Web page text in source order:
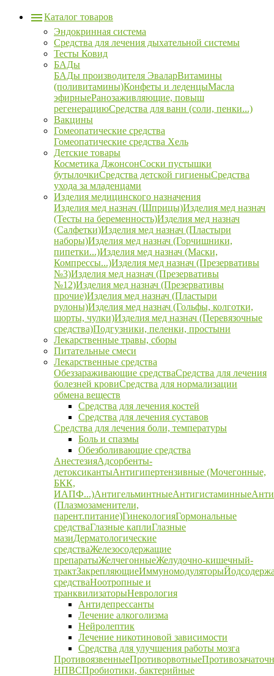
Каталог товаров
Эндокринная система
Средства для лечения дыхательной системы
Тесты Ковид
БАДы
БАДы производителя ЭваларВитамины
(поливитамины)Конфеты и леденцыМасла
эфирныеРанозаживляющие, повыш
регенерациюСредства для ванн (соли, пенки...)
Вакцины
Гомеопатические средства
Гомеопатические средства Хель
Детские товары
Косметика ДжонсонСоски пустышки
бутылочкиСредства детской гигиеныСредства
ухода за младенцами
Изделия медицинского назначения
Изделия мед назнач (Шприцы)Изделия мед назнач
(Тесты на беременность)Изделия мед назнач
(Салфетки)Изделия мед назнач (Пластыри
наборы)Изделия мед назнач (Горчишники,
пипетки...)Изделия мед назнач (Маски,
Компрессы...)Изделия мед назнач (Презервативы
№3)Изделия мед назнач (Презервативы
№12)Изделия мед назнач (Презервативы
прочие)Изделия мед назнач (Пластыри
рулоны)Изделия мед назнач (Гольфы, колготки,
шорты, чулки)Изделия мед назнач (Перевязочные
средства)Подгузники, пеленки, простыни
Лекарственные травы, сборы
Питательные смеси
Лекарственные средства
Обеззараживающие средстваСредства для лечения
болезней кровиСредства для нормализации
обмена веществ
Средства для лечения костей
Средства для лечения суставов
Средства для лечения боли, температуры
Боль и спазмы
Обезболивающие средства
АнестезияАдсорбенты-
детоксикантыАнтигипертензивные (Мочегонные,
БКК,
ИАПФ...)АнтигельминтныеАнтигистаминные
(Плазмозаменители,
парент.питание)ГинекологияГормональные
средстваГлазные каплиГлазные
мазиДерматологические
средстваЖелезосодержащие
препаратыЖелчегонныеЖелудочно-кишечный-
трактЗакрепляющиеИммуномодуляторы
средстваНоотропные и
транквилизаторыНеврология
Антидепрессанты
Лечение алкоголизма
Нейролептик
Лечение никотиновой зависимости
Средства для улучшения работы мозга
ПротивоязвенныеПротиворвотные
НПВСПробиотики, бактерийные